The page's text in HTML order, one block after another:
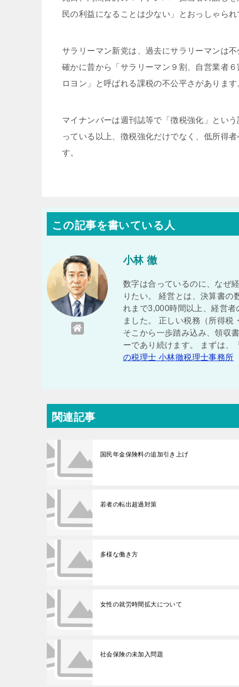
民の利益になることは少ない」とおっしゃられ
サラリーマン新党は、過去にサラリーマンは
確かに昔から「サラリーマン９割、自営業者
ロヨン」と呼ばれる課税の不公平さがあります
マイナンバーは週刊誌等で「徴税強化」とい
っている以上、徴税強化だけでなく、低所得
す。
この記事を書いている人
小林 徹
数字は合っているのに、なぜ
りたい。 経営とは、決算書の
れまで3,000時間以上、経営
ました。 正しい税務（所得税
そこから一歩踏み込み、領収
ーであり続けます。 まずは
の税理士 小林徹税理士事務所
関連記事
国民年金保険料の追加引き上げ
若者の転出超過対策
多様な働き方
女性の就労時間拡大について
社会保険の未加入問題